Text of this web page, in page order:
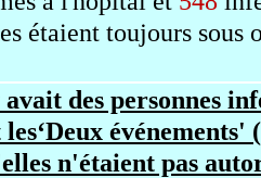
étaient toujours sous
des personnes
événements' (
n'étaient pas